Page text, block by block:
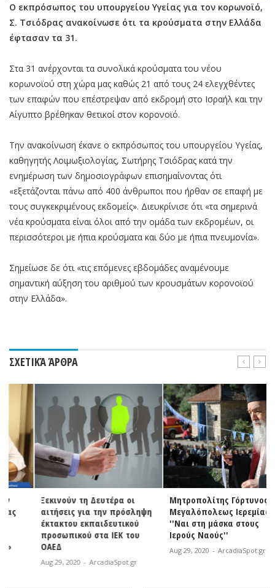
Ο εκπρόσωπος του υπουργείου Υγείας για τον κορωνοϊό,
Σ. Τσιόδρας ανακοίνωσε ότι τα κρούσματα στην Ελλάδα
έφτασαν τα 31.
Στα 31 ανέρχονται τα συνολικά κρούσματα του νέου
κορωνοϊού στη χώρα μας καθώς 21 από τους 24 ελεγχθέντες
των επαφών που επέστρεψαν από εκδρομή στο Ισραήλ και την
Αίγυπτο βρέθηκαν θετικοί στον κορονοϊό.
Την ανακοίνωση έκανε ο εκπρόσωπος του υπουργείου Υγείας,
καθηγητής Λοιμωξιολογίας, Σωτήρης Τσιόδρας κατά την
ενημέρωση των δημοσιογράφων επισημαίνοντας ότι
«εξετάζονται πάνω από 400 άνθρωποι που ήρθαν σε επαφή με
τους συγκεκριμένους εκδομείς». Διευκρίνισε ότι «τα σημερινά
νέα κρούσματα είναι όλοι από την ομάδα των εκδρομέων, οι
περισσότεροι με ήπια κρούσματα και δύο με ήπια πνευμονία».
Σημείωσε δε ότι «τις επόμενες εβδομάδες αναμένουμε
σημαντική αύξηση του αριθμού των κρουσμάτων κορονοϊού
στην Ελλάδα».
ΣΧΕΤΙΚΆ ΆΡΘΡΑ
Ξεκινούν τη Δευτέρα οι
αιτήσεις για την πρόσληψη
έκτακτου εκπαιδευτικού
προσωπικού στα ΙΕΚ του
Aug 29, 2020 - ArcadiaSpot.gr
Μητροπολίτης Γόρτυνος και
Μεγαλόπολεως Ιερεμίας:
''Ναι στη μάσκα στους
Ιερούς Ναούς''
Aug 29, 2020 - ArcadiaSpot.gr